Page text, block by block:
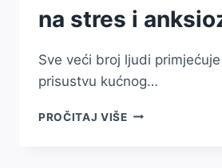
na stres i
Sve veći broj ljudi
prisustvu kućnog…
PROČITAJ VIŠE KAKO